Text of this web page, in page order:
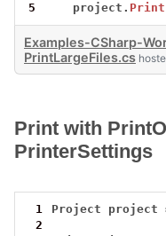
5
project. Print
Examples-CSharp-
PrintLargeFiles.cs
Print with
PrinterSettings
1 Project project
2